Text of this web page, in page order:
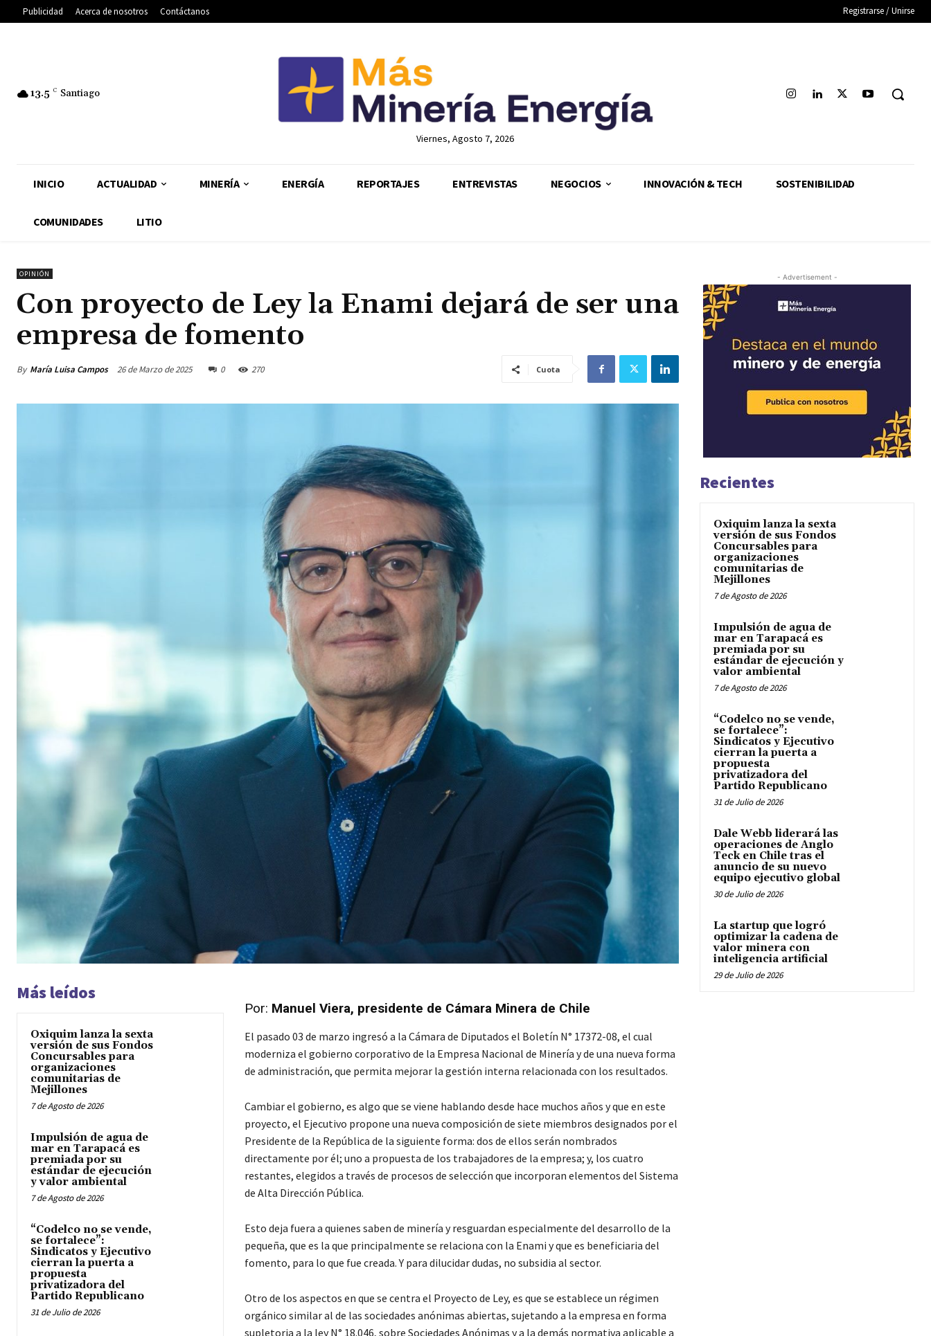
Publicidad Acerca de nosotros Contáctanos Registrarse / Unirse
13.5 C Santiago
Viernes, Agosto 7, 2026
INICIO ACTUALIDAD MINERÍA ENERGÍA REPORTAJES ENTREVISTAS NEGOCIOS INNOVACIÓN & TECH SOSTENIBILIDAD
COMUNIDADES LITIO
OPINIÓN
Con proyecto de Ley la Enami dejará de ser una
empresa de fomento
By María Luisa Campos 26 de Marzo de 2025 0 270 Cuota
Más leídos
Oxiquim lanza la sexta
versión de sus Fondos
Concursables para
organizaciones
comunitarias de
Mejillones
7 de Agosto de 2026
Impulsión de agua de
mar en Tarapacá es
premiada por su
estándar de ejecución
y valor ambiental
7 de Agosto de 2026
“Codelco no se vende,
se fortalece”:
Sindicatos y Ejecutivo
cierran la puerta a
propuesta
privatizadora del
Partido Republicano
31 de Julio de 2026
Por: Manuel Viera, presidente de Cámara Minera de Chile
El pasado 03 de marzo ingresó a la Cámara de Diputados el Boletín N° 17372-08, el cual
moderniza el gobierno corporativo de la Empresa Nacional de Minería y de una nueva forma
de administración, que permita mejorar la gestión interna relacionada con los resultados.
Cambiar el gobierno, es algo que se viene hablando desde hace muchos años y que en este
proyecto, el Ejecutivo propone una nueva composición de siete miembros designados por el
Presidente de la República de la siguiente forma: dos de ellos serán nombrados
directamente por él; uno a propuesta de los trabajadores de la empresa; y, los cuatro
restantes, elegidos a través de procesos de selección que incorporan elementos del Sistema
de Alta Dirección Pública.
Esto deja fuera a quienes saben de minería y resguardan especialmente del desarrollo de la
pequeña, que es la que principalmente se relaciona con la Enami y que es beneficiaria del
fomento, para lo que fue creada. Y para dilucidar dudas, no subsidia al sector.
Otro de los aspectos en que se centra el Proyecto de Ley, es que se establece un régimen
orgánico similar al de las sociedades anónimas abiertas, sujetando a la empresa en forma
supletoria a la ley N° 18.046, sobre Sociedades Anónimas y a la demás normativa aplicable a
- Advertisement -
Recientes
Oxiquim lanza la sexta
versión de sus Fondos
Concursables para
organizaciones
comunitarias de
Mejillones
7 de Agosto de 2026
Impulsión de agua de
mar en Tarapacá es
premiada por su
estándar de ejecución y
valor ambiental
7 de Agosto de 2026
“Codelco no se vende,
se fortalece”:
Sindicatos y Ejecutivo
cierran la puerta a
propuesta
privatizadora del
Partido Republicano
31 de Julio de 2026
Dale Webb liderará las
operaciones de Anglo
Teck en Chile tras el
anuncio de su nuevo
equipo ejecutivo global
30 de Julio de 2026
La startup que logró
optimizar la cadena de
valor minera con
inteligencia artificial
29 de Julio de 2026